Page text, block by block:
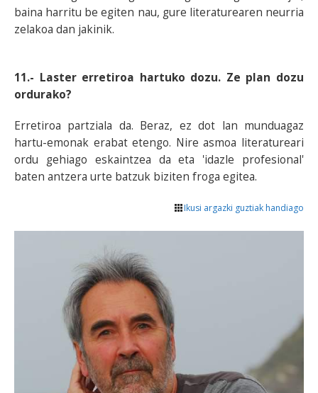
baina harritu be egiten nau, gure literaturearen neurria
zelakoa dan jakinik.
11.- Laster erretiroa hartuko dozu. Ze plan dozu
ordurako?
Erretiroa partziala da. Beraz, ez dot lan munduagaz
hartu-emonak erabat etengo. Nire asmoa literatureari
ordu gehiago eskaintzea da eta 'idazle profesional'
baten antzera urte batzuk biziten froga egitea.
Ikusi argazki guztiak handiago